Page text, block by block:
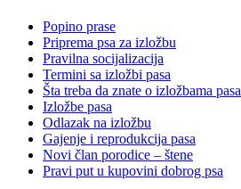
Popino prase
Priprema psa za izložbu
Pravilna socijalizacija
Termini sa izložbi pasa
Šta treba da znate o izložbama pasa
Izložbe pasa
Odlazak na izložbu
Gajenje i reprodukcija pasa
Novi član porodice – štene
Pravi put u kupovini dobrog psa